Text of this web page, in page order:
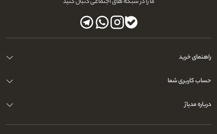
راهنمای خرید
حساب کاربری شما
درباره مدیاژ